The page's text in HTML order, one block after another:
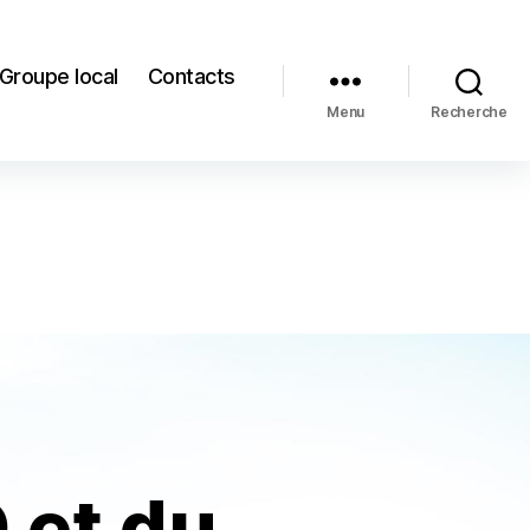
local Contacts
Menu Recherche